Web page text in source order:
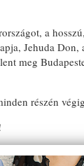
a
Jehuda
meg
részén